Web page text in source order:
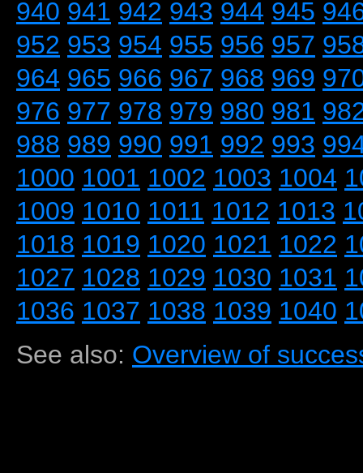
940 941 942 943 944 945
952 953 954 955 956 957
964 965 966 967 968 969
976 977 978 979 980 981
988 989 990 991 992 993
1000 1001 1002 1003 1004
1009 1010 1011 1012 1013
1018 1019 1020 1021 1022
1027 1028 1029 1030 1031
1036 1037 1038 1039 1040
See also: Overview of